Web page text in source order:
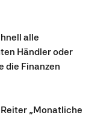
alle
Händler oder
die Finanzen
„Monatliche